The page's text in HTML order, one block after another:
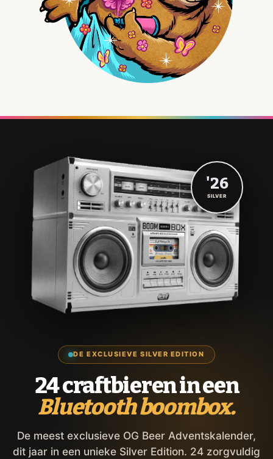
DE EXCLUSIEVE SILVER EDITION
24 craftbieren in een
Bluetooth boombox.
De meest exclusieve OG Beer Adventskalender,
dit jaar in een unieke Silver Edition. 24 zorgvuldig
'26
SILVER